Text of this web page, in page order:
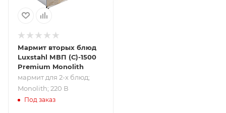
Мармит вторых блюд
Luxstahl МВП (С)-1500
Premium Monolith
мармит для 2-х блюд;
Monolith; 220 В
Под заказ